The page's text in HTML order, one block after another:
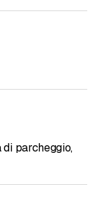
di parcheggio,